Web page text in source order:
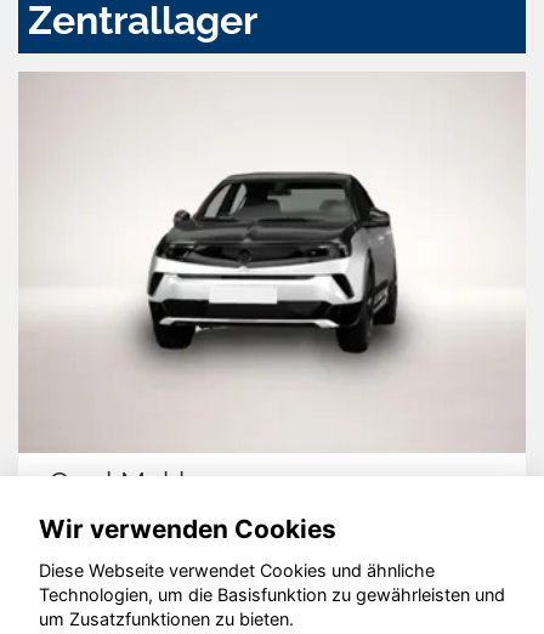
Zentrallager
Opel Mokka
© konjunkturmotor.de GmbH 2020 - 2026
Wir verwenden Cookies
Diese Webseite verwendet Cookies und ähnliche
Technologien, um die Basisfunktion zu gewährleisten und
um Zusatzfunktionen zu bieten.